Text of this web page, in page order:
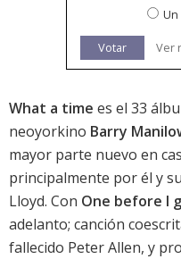
Votar Ver
What a time es el 33
neoyorkino Barry
mayor parte nuevo en
principalmente por él y
Lloyd. Con One before I
adelanto; canción
fallecido Peter Allen, y